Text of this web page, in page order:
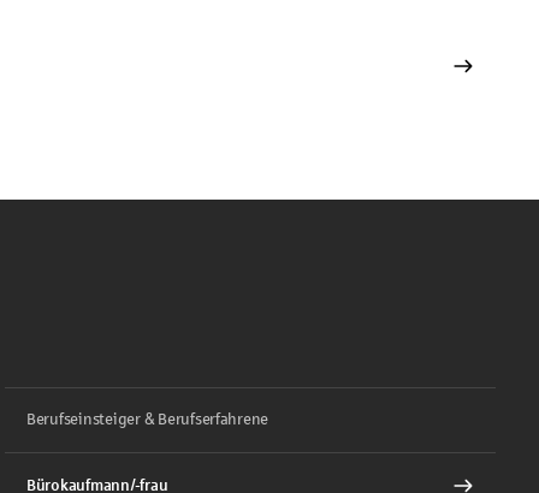
Berufseinsteiger & Berufserfahrene
Bürokaufmann/-frau